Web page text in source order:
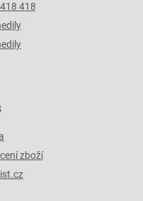
418
zboží